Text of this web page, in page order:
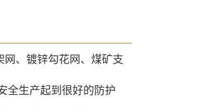
网、镀锌勾花网、煤矿支
全生产起到很好的防护